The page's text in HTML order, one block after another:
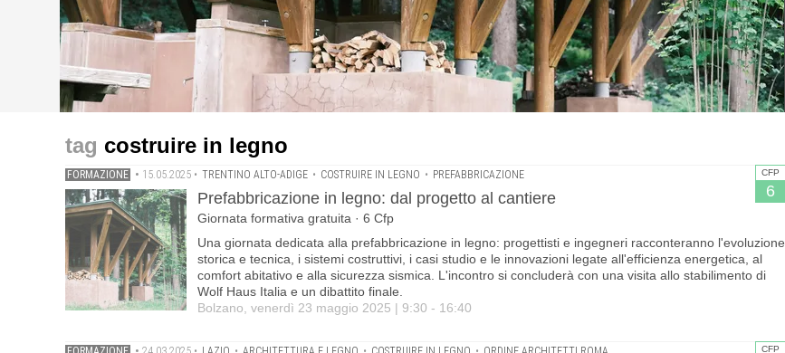
Ramstad .Convegno organizzato da OAR con ARCA · 7 Cfp
Genovacostruire in legno
CFP
6
FORMAZIONE • 15.05.2025 • TRENTINO ALTO-ADIGE • COSTRUIRE IN LEGNO • PREFABBRICAZIONE
Prefabbricazione in legno: dal progetto al cantiere
Giornata formativa gratuita · 6 Cfp
Una giornata dedicata alla prefabbricazione in legno: progettisti e ingegneri racconteranno l'evoluzione
storica e tecnica, i sistemi costruttivi, i casi studio e le innovazioni legate all'efficienza energetica, al
comfort abitativo e alla sicurezza sismica. L'incontro si concluderà con una visita allo stabilimento di
Wolf Haus Italia e un dibattito finale.
Bolzano, venerdì 23 maggio 2025 | 9:30 - 16:40
CFP